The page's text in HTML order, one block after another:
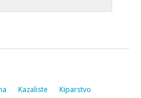
Kazaliste
Kiparstvo